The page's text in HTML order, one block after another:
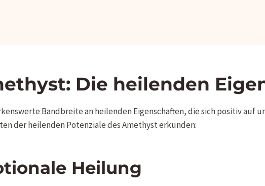
Die heilenden
Bandbreite an heilenden Eigenschaften, die sich positiv auf
der heilenden Potenziale des Amethyst erkunden:
Heilung